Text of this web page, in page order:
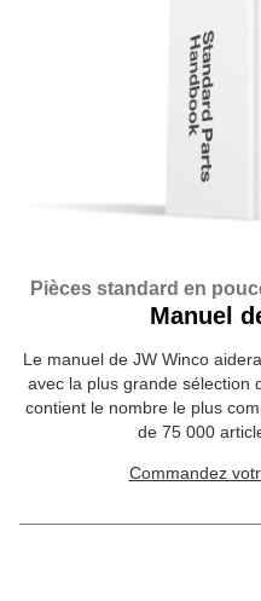
Pièces standard en
Manuel
Le manuel de JW Winco
avec la plus grande sélection
contient le nombre le plus
de 75 000
Commandez